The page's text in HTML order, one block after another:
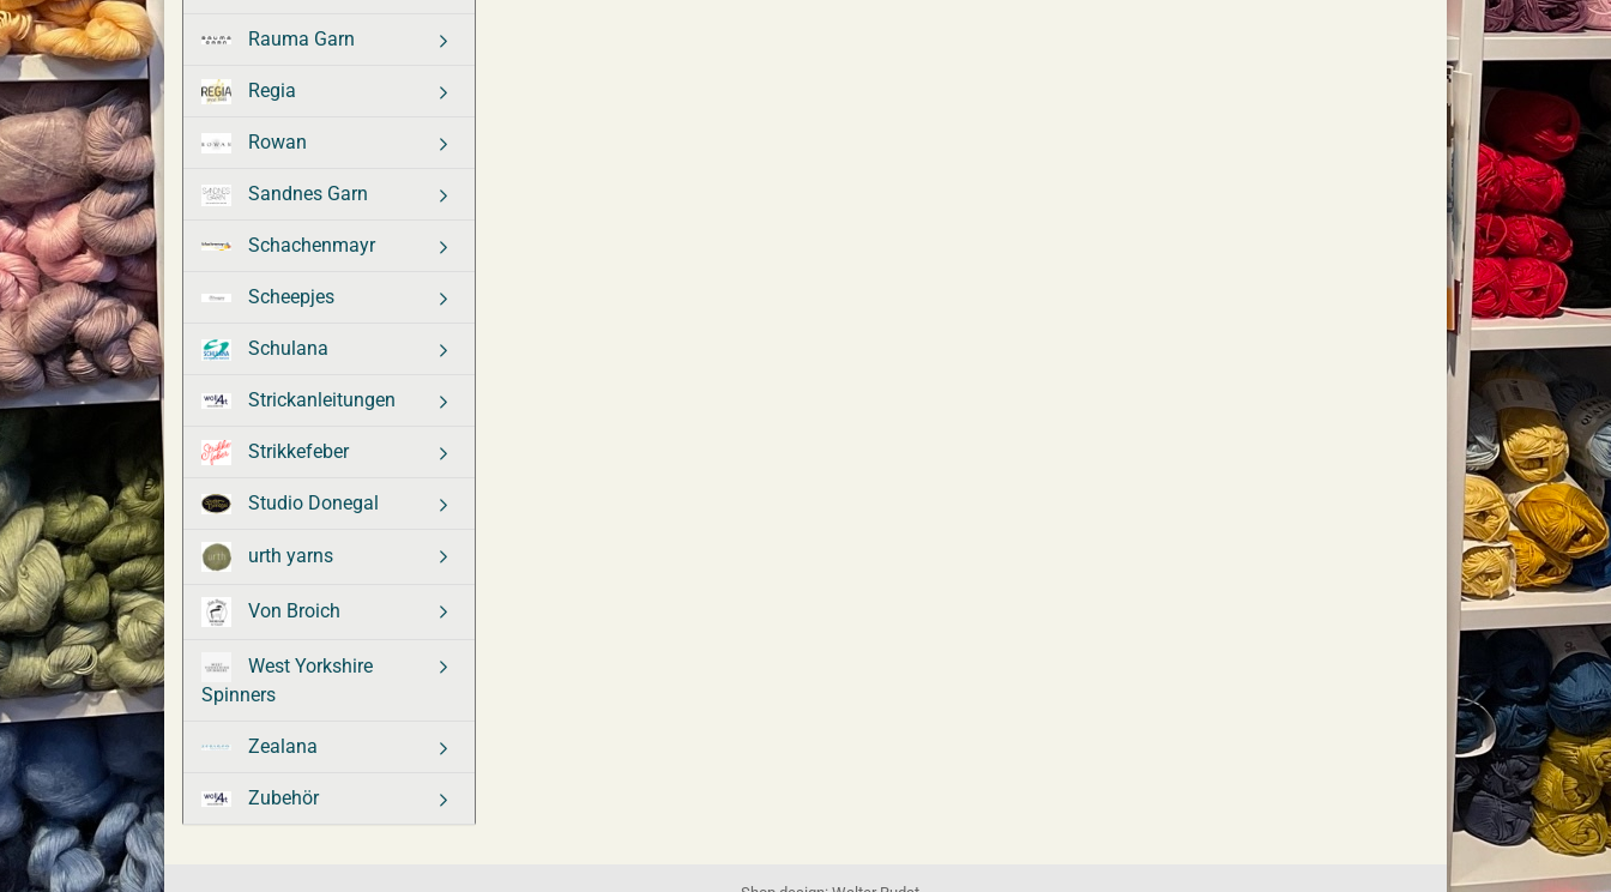
Rauma Garn
Regia
Rowan
Sandnes Garn
Schachenmayr
Scheepjes
Schulana
Strickanleitungen
Strikkefeber
Studio Donegal
urth yarns
Von Broich
West Yorkshire
Spinners
Zealana
Zubehör